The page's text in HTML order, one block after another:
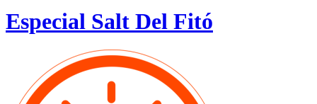
Especial Salt Del Fitó